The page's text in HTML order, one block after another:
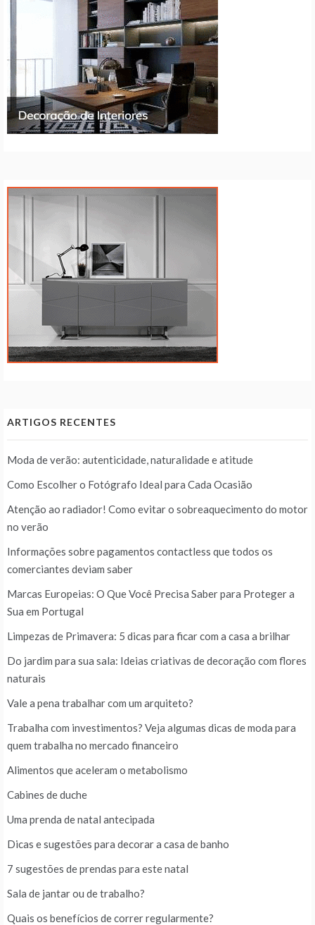
ARTIGOS RECENTES
Moda de verão: autenticidade, naturalidade e atitude
Como Escolher o Fotógrafo Ideal para Cada Ocasião
Atenção ao radiador! Como evitar o sobreaquecimento do motor
no verão
Informações sobre pagamentos contactless que todos os
comerciantes deviam saber
Marcas Europeias: O Que Você Precisa Saber para Proteger a
Sua em Portugal
Limpezas de Primavera: 5 dicas para ficar com a casa a brilhar
Do jardim para sua sala: Ideias criativas de decoração com flores
naturais
Vale a pena trabalhar com um arquiteto?
Trabalha com investimentos? Veja algumas dicas de moda para
quem trabalha no mercado financeiro
Alimentos que aceleram o metabolismo
Cabines de duche
Uma prenda de natal antecipada
Dicas e sugestões para decorar a casa de banho
7 sugestões de prendas para este natal
Sala de jantar ou de trabalho?
Quais os benefícios de correr regularmente?